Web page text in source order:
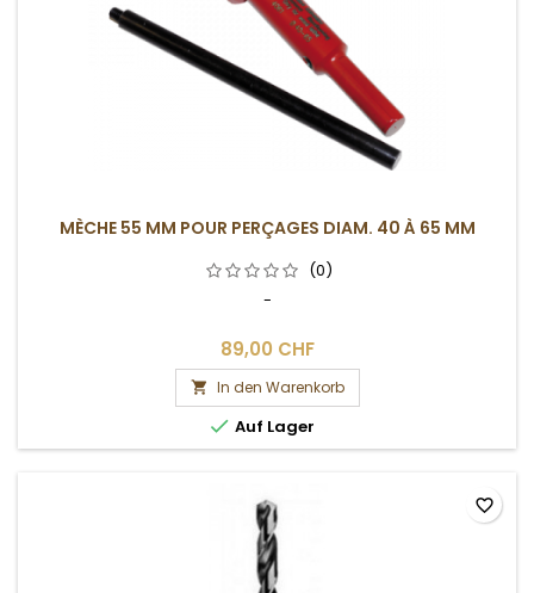
MÈCHE 55 MM POUR PERÇAGES DIAM. 40 À 65 MM
(0)
-
89,00 CHF
 In den Warenkorb
 Auf Lager
favorite_border